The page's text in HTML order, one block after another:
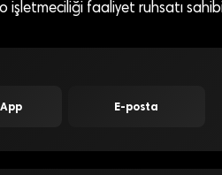
işletmeciliği faaliyet ruhsatı
E-posta